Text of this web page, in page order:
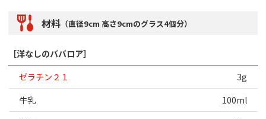
材料 （直径9cm 高さ9cmのグラス4個分）
［洋なしのババロア］
ゼラチン２１
3g
牛乳
100ml